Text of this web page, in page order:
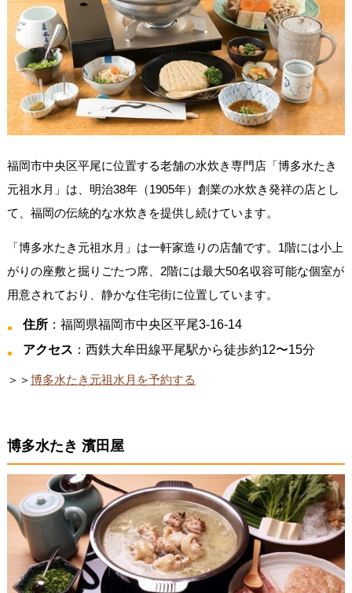
福岡市中央区平尾に位置する老舗の水炊き専門店「博多水たき
元祖水月」は、明治38年（1905年）創業の水炊き発祥の店とし
て、福岡の伝統的な水炊きを提供し続けています。
「博多水たき元祖水月」は一軒家造りの店舗です。1階には小上
がりの座敷と掘りごたつ席、2階には最大50名収容可能な個室が
用意されており、静かな住宅街に位置しています。
住所：福岡県福岡市中央区平尾3-16-14
アクセス ：西鉄大牟田線平尾駅から徒歩約12〜15分
＞＞ 博多水たき元祖水月を予約する
博多水たき 濱田屋